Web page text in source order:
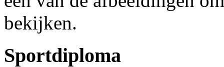
bekijken.
Sportdiploma